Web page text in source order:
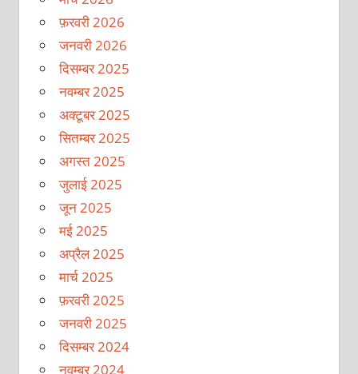
फ़रवरी 2026
जनवरी 2026
दिसम्बर 2025
नवम्बर 2025
अक्टूबर 2025
सितम्बर 2025
अगस्त 2025
जुलाई 2025
जून 2025
मई 2025
अप्रैल 2025
मार्च 2025
फ़रवरी 2025
जनवरी 2025
दिसम्बर 2024
नवम्बर 2024